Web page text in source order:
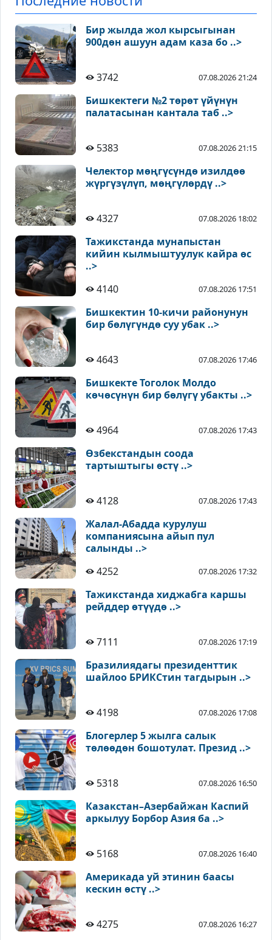
Бир жылда жол кырсыгынан
900дөн ашуун адам каза бо ..>
3742 07.08.2026 21:24
Бишкектеги №2 төрөт үйүнүн
палатасынан кантала таб ..>
5383 07.08.2026 21:15
Челектор мөңгүсүндө изилдөө
жүргүзүлүп, мөңгүлөрдү ..>
4327 07.08.2026 18:02
Тажикстанда мунапыстан
кийин кылмыштуулук кайра өс
..>
4140
07.08.2026 17:51
Бишкектин 10-кичи районунун
бир бөлүгүндө суу убак ..>
4643 07.08.2026 17:46
Бишкекте Тоголок Молдо
көчөсүнүн бир бөлүгү убакты ..>
4964 07.08.2026 17:43
Өзбекстандын соода
тартыштыгы өстү ..>
4128 07.08.2026 17:43
Жалал-Абадда курулуш
компаниясына айып пул
салынды ..>
4252
07.08.2026 17:32
Тажикстанда хиджабга каршы
рейддер өтүүдө ..>
7111 07.08.2026 17:19
Бразилиядагы президенттик
шайлоо БРИКСтин тагдырын ..>
4198 07.08.2026 17:08
Блогерлер 5 жылга салык
төлөөдөн бошотулат. Презид ..>
5318 07.08.2026 16:50
Казакстан–Азербайжан Каспий
аркылуу Борбор Азия ба ..>
5168 07.08.2026 16:40
Америкада уй этинин баасы
кескин өстү ..>
4275 07.08.2026 16:27